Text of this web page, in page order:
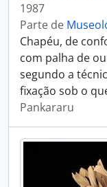
1987
Parte de
Chapéu, de
com palha de
segundo a
fixação sob o
Pankararu